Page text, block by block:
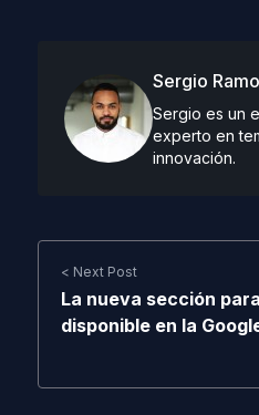
Sergio
Sergio es un
experto en
innovación.
< Next Post
La nueva sección
disponible en la